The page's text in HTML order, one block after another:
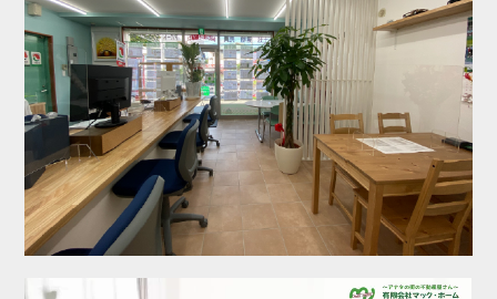
サイトマップSITEMAP
プライバシーポリシーPRIVACY POLICY